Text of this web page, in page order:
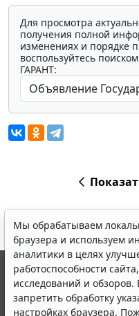
Для просмотра
получения полной
изменениях и порядке
воспользуйтесь
ГАРАНТ:
Мы обрабатываем
браузера и используем
аналитики в целях
работоспособности
исследований и
запретить обработку
настройках браузера.
© ООО "НПП "ГАРАНТ-
выпускается с 1990
являются участниками